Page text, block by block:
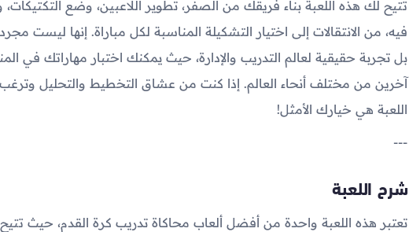
تتيح لك هذه اللعبة بناء فريقك من الصفر، تطوير اللاعبين، وضع التكتيكات،
فيه، من الانتقالات إلى اختيار التشكيلة المناسبة لكل مباراة. إنها ليست
بل تجربة حقيقية لعالم التدريب والإدارة، حيث يمكنك اختبار مهاراتك في
آخرين من مختلف أنحاء العالم. إذا كنت من عشاق التخطيط والتحليل
اللعبة هي خيارك الأمثل!
---
شرح اللعبة
تعتبر هذه اللعبة واحدة من أفضل ألعاب محاكاة تدريب كرة القدم، حيث